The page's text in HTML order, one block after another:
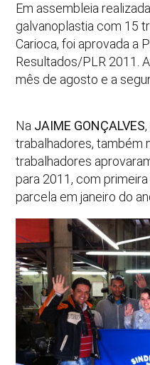
Em assembleia
galvanoplastia com 15
Carioca, foi aprovada a
Resultados/PLR 2011.
mês de agosto e a
Na JAIME GONÇALVES
trabalhadores, também
trabalhadores
para 2011, com
parcela em janeiro do